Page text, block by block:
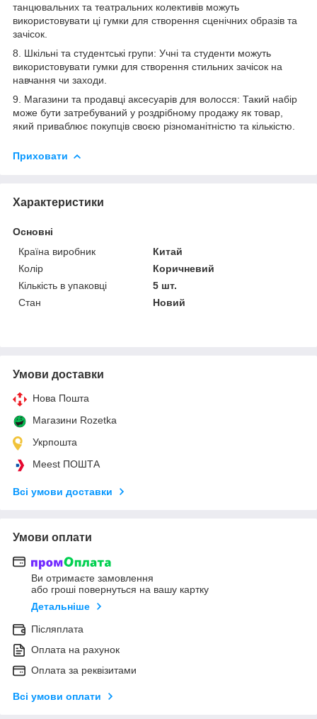
танцювальних та театральних колективів можуть
використовувати ці гумки для створення сценічних образів та
зачісок.
8. Шкільні та студентські групи: Учні та студенти можуть
використовувати гумки для створення стильних зачісок на
навчання чи заходи.
9. Магазини та продавці аксесуарів для волосся: Такий набір
може бути затребуваний у роздрібному продажу як товар,
який приваблює покупців своєю різноманітністю та кількістю.
Приховати
Характеристики
Основні
Країна виробник
Китай
Колір
Коричневий
Кількість в упаковці
5 шт.
Стан
Новий
Умови доставки
Нова Пошта
Магазини Rozetka
Укрпошта
Meest ПОШТА
Всі умови доставки
Умови оплати
Ви отримаєте замовлення
або гроші повернуться на вашу картку
Детальніше
Післяплата
Оплата на рахунок
Оплата за реквізитами
Всі умови оплати